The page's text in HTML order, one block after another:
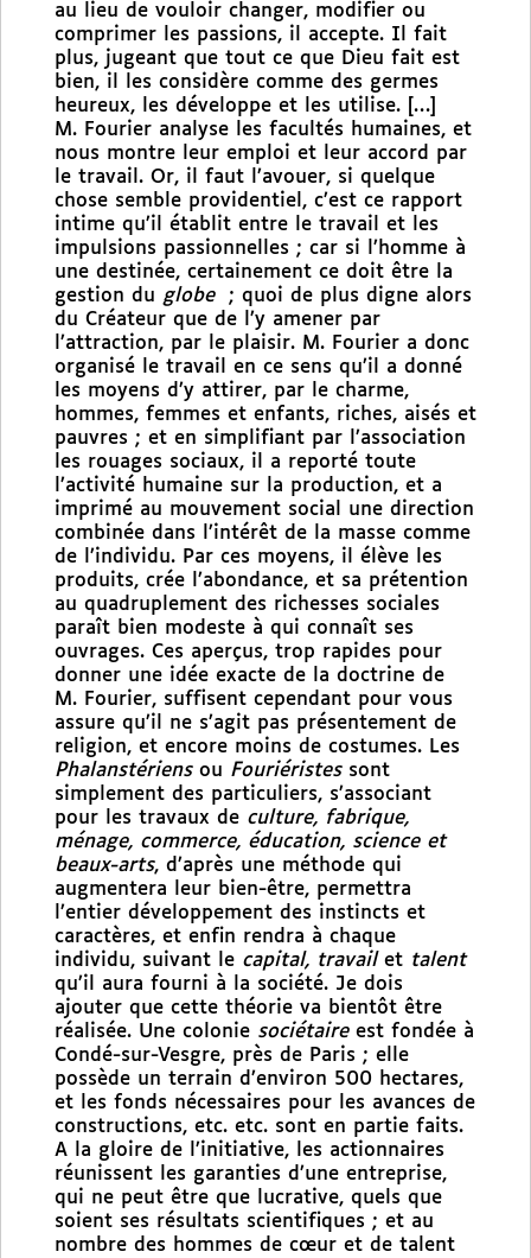
au lieu de vouloir changer, modifier ou
comprimer les passions, il accepte. Il fait
plus, jugeant que tout ce que Dieu fait est
bien, il les considère comme des germes
heureux, les développe et les utilise. […]
M. Fourier analyse les facultés humaines, et
nous montre leur emploi et leur accord par
le travail. Or, il faut l’avouer, si quelque
chose semble providentiel, c’est ce rapport
intime qu’il établit entre le travail et les
impulsions passionnelles ; car si l’homme à
une destinée, certainement ce doit être la
gestion du globe
; quoi de plus digne alors
du Créateur que de l’y amener par
l’attraction, par le plaisir. M. Fourier a donc
organisé le travail en ce sens qu’il a donné
les moyens d’y attirer, par le charme,
hommes, femmes et enfants, riches, aisés et
pauvres ; et en simplifiant par l’association
les rouages sociaux, il a reporté toute
l’activité humaine sur la production, et a
imprimé au mouvement social une direction
combinée dans l’intérêt de la masse comme
de l’individu. Par ces moyens, il élève les
produits, crée l’abondance, et sa prétention
au quadruplement des richesses sociales
paraît bien modeste à qui connaît ses
ouvrages. Ces aperçus, trop rapides pour
donner une idée exacte de la doctrine de
M. Fourier, suffisent cependant pour vous
assure qu’il ne s’agit pas présentement de
religion, et encore moins de costumes. Les
Phalanstériens ou Fouriéristes sont
simplement des particuliers, s’associant
pour les travaux de culture, fabrique,
ménage, commerce, éducation, science et
beaux-arts, d’après une méthode qui
augmentera leur bien-être, permettra
l’entier développement des instincts et
caractères, et enfin rendra à chaque
individu, suivant le capital, travail et talent
qu’il aura fourni à la société. Je dois
ajouter que cette théorie va bientôt être
réalisée. Une colonie sociétaireest fondée à
Condé-sur-Vesgre, près de Paris ; elle
possède un terrain d’environ 500 hectares,
et les fonds nécessaires pour les avances de
constructions, etc. etc. sont en partie faits.
A la gloire de l’initiative, les actionnaires
réunissent les garanties d’une entreprise,
qui ne peut être que lucrative, quels que
soient ses résultats scientifiques ; et au
nombre des hommes de cœur et de talent